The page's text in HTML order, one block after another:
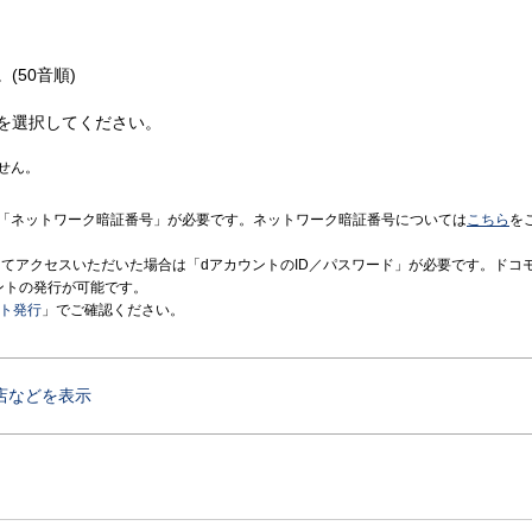
(50音順)
択してください。
ん。
ネットワーク暗証番号」が必要です。ネットワーク暗証番号についてはこちら を
アクセスいただいた場合は「dアカウントのID／パスワード」が必要です。ドコ
の発行が可能です。
発行 」でご確認ください。
などを表示